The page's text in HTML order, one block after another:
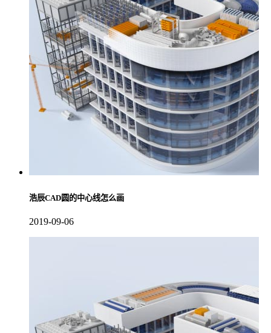
浩辰CAD圆的中心线怎么画
2019-09-06